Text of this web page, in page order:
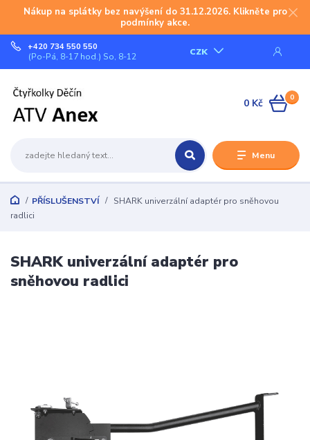
Nákup na splátky bez navýšení do 31.12.2026. Klikněte pro
podmínky akce.
Menu
CZK
+420 734 550 550
(Po-Pá, 8-17 hod.) So, 8-12
0
0 Kč
PŘÍSLUŠENSTVÍ
SHARK univerzální adaptér pro sněhovou
radlici
SHARK univerzální adaptér pro
sněhovou radlici